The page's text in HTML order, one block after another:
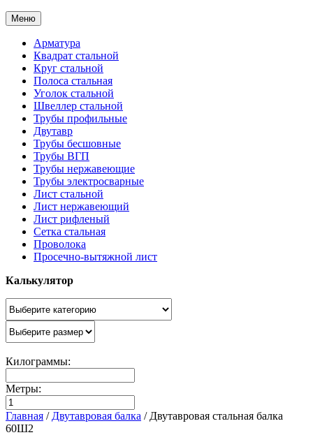
Меню
Арматура
Квадрат стальной
Круг стальной
Полоса стальная
Уголок стальной
Швеллер стальной
Трубы профильные
Двутавр
Трубы бесшовные
Трубы ВГП
Трубы нержавеющие
Трубы электросварные
Лист стальной
Лист нержавеющий
Лист рифленый
Сетка стальная
Проволока
Просечно-вытяжной лист
Калькулятор
Килограммы:
Метры:
Главная / Двутавровая балка / Двутавровая стальная балка
60Ш2